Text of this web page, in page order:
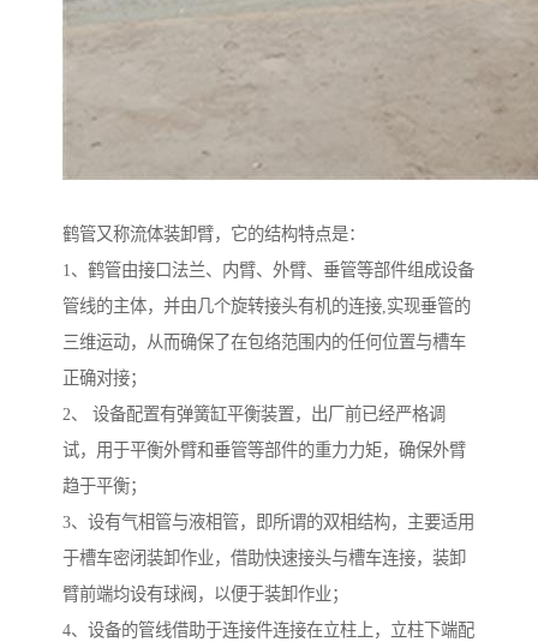
鹤管又称流体装卸臂，它的结构特点是：
1、鹤管由接口法兰、内臂、外臂、垂管等部件组成设备
管线的主体，并由几个旋转接头有机的连接,实现垂管的
三维运动，从而确保了在包络范围内的任何位置与槽车
正确对接；
2、 设备配置有弹簧缸平衡装置，出厂前已经严格调
试，用于平衡外臂和垂管等部件的重力力矩，确保外臂
趋于平衡；
3、设有气相管与液相管，即所谓的双相结构，主要适用
于槽车密闭装卸作业，借助快速接头与槽车连接，装卸
臂前端均设有球阀，以便于装卸作业；
4、设备的管线借助于连接件连接在立柱上，立柱下端配